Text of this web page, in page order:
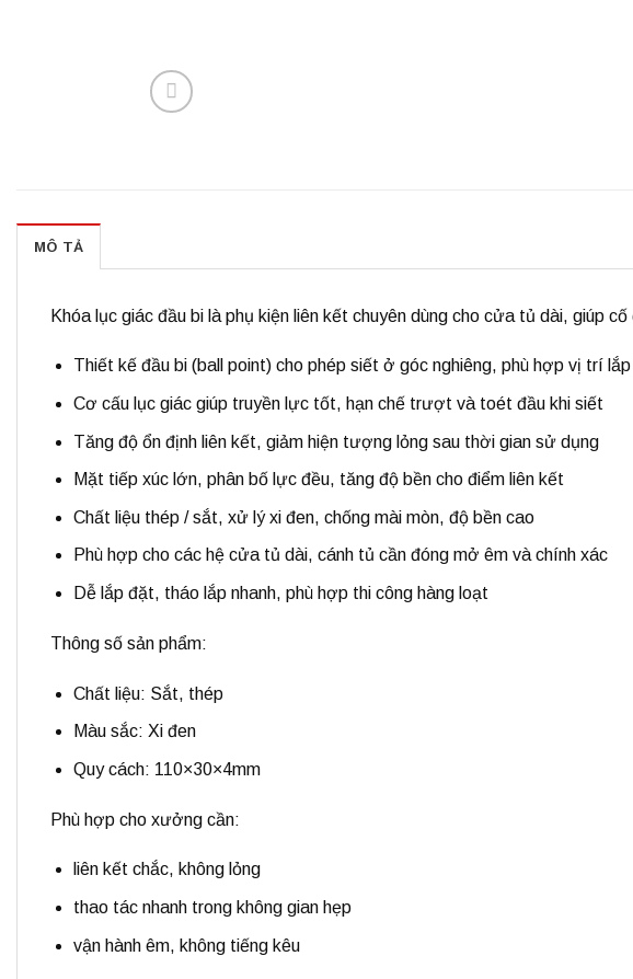
MÔ TẢ
Khóa lục giác đầu bi là phụ kiện liên kết chuyên dùng cho cửa tủ dài, giúp
Thiết kế đầu bi (ball point)cho phép siết ở góc nghiêng, phù hợp vị trí lắp
Cơ cấu lục giác giúp truyền lực tốt, hạn chế trượt và toét đầukhi siết
Tăng độ ổn định liên kết, giảm hiện tượng lỏng sau thời gian sử dụng
Mặt tiếp xúc lớn, phân bố lực đều, tăng độ bền cho điểm liên kết
Chất liệu thép / sắt, xử lýxi đen, chống mài mòn, độ bền cao
Phù hợp cho các hệ cửa tủ dài, cánh tủ cần đóng mở êm và chính xác
Dễ lắp đặt, tháo lắp nhanh, phù hợp thi công hàng loạt
Thông số sản phẩm:
Chất liệu: Sắt, thép
Màu sắc: Xi đen
Quy cách: 110×30×4mm
Phù hợp cho xưởng cần:
liên kết chắc, không lỏng
thao tác nhanh trong không gian hẹp
vận hành êm, không tiếng kêu